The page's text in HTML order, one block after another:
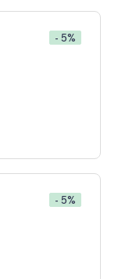
- 5%
- 5%